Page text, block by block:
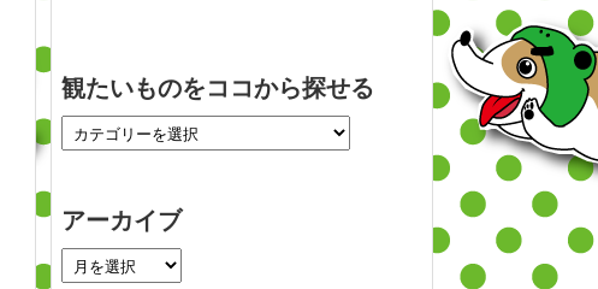
観たいものをココから探せる
アーカイブ